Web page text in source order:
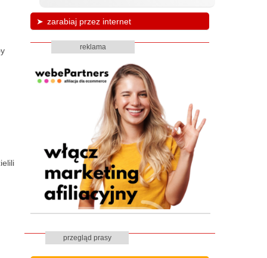
zarabiaj przez internet
reklama
przegląd prasy